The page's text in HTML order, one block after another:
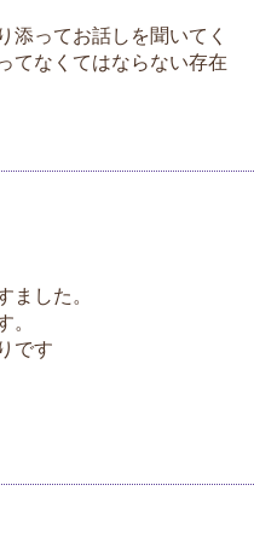
添ってお話しを聞いてく
てなくてはならない存在
した。
です